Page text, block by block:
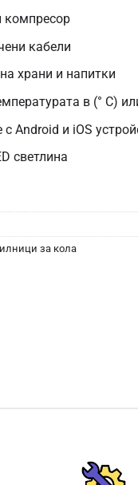
компресор
кабели
храни и напитки
в (° C)
Android и iOS
светлина
за кола